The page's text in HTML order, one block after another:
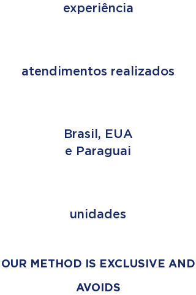
experiência
atendimentos realizados
Brasil, EUA
e Paraguai
unidades
OUR METHOD IS EXCLUSIVE AND
AVOIDS